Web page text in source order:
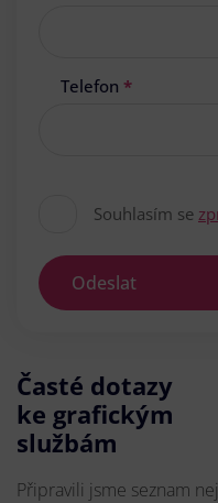
Telefon *
Souhlasím se
Odeslat
Časté dotazy
ke grafickým
službám
Připravili jsme seznam